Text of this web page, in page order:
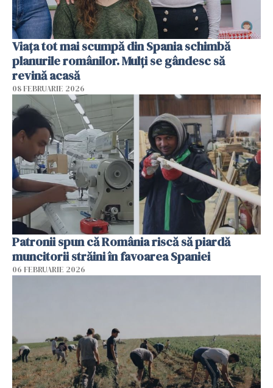
Viața tot mai scumpă din Spania schimbă
planurile românilor. Mulți se gândesc să
revină acasă
08 FEBRUARIE 2026
Patronii spun că România riscă să piardă
muncitorii străini în favoarea Spaniei
06 FEBRUARIE 2026